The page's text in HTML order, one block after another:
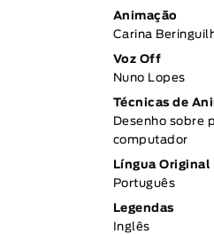
Animação
Carina
Voz Off
Nuno Lopes
Técnicas de
Desenho sobre
computador
Língua Original
Português
Legendas
Inglês